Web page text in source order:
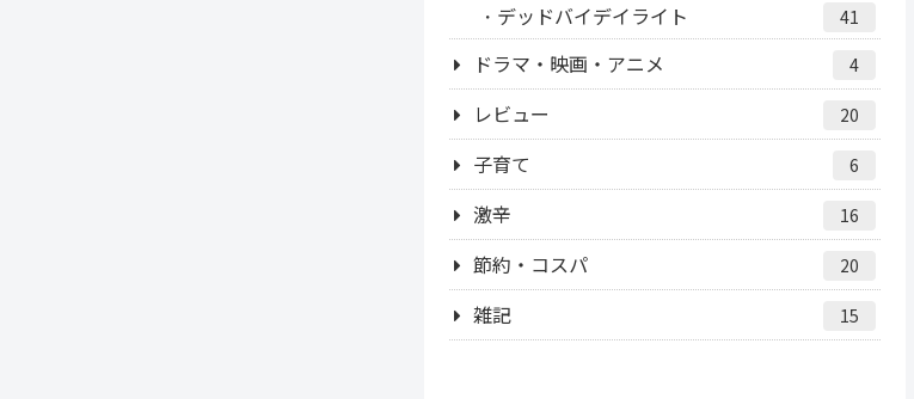
デッドバイデイライト 41
ドラマ・映画・アニメ 4
レビュー 20
子育て 6
激辛 16
節約・コスパ 20
雑記 15